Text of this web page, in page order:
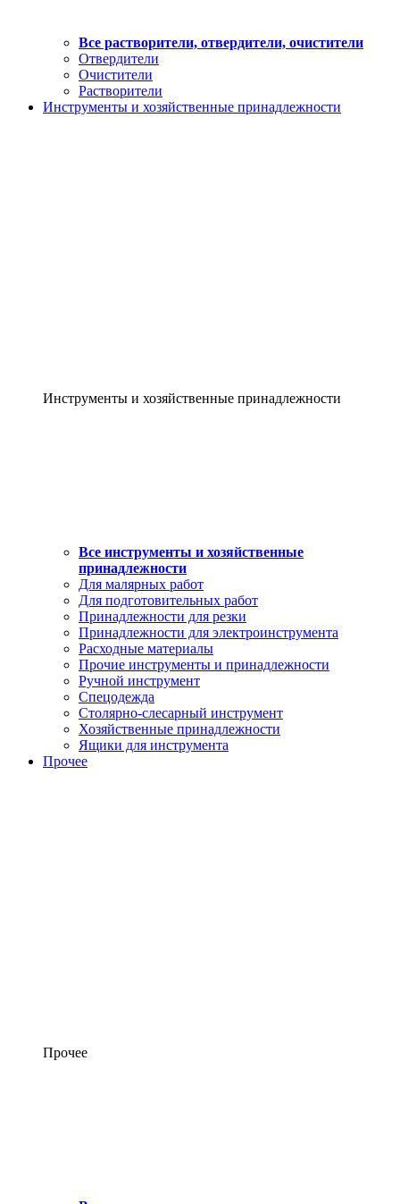
Все растворители, отвердители, очистители
Отвердители
Очистители
Растворители
Инструменты и хозяйственные принадлежности
Инструменты и хозяйственные принадлежности
Все инструменты и хозяйственные
принадлежности
Для малярных работ
Для подготовительных работ
Принадлежности для резки
Принадлежности для электроинструмента
Расходные материалы
Прочие инструменты и принадлежности
Ручной инструмент
Спецодежда
Столярно-слесарный инструмент
Хозяйственные принадлежности
Ящики для инструмента
Прочее
Прочее